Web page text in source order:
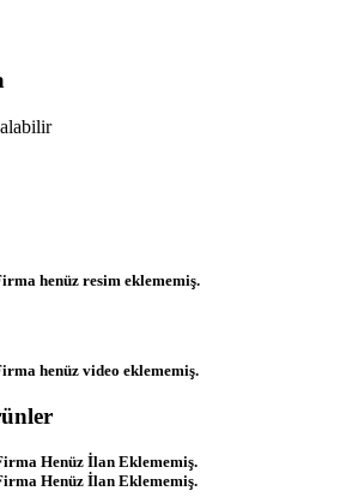
henüz resim eklememiş.
henüz video eklememiş.
Henüz İlan Eklememiş.
Henüz İlan Eklememiş.